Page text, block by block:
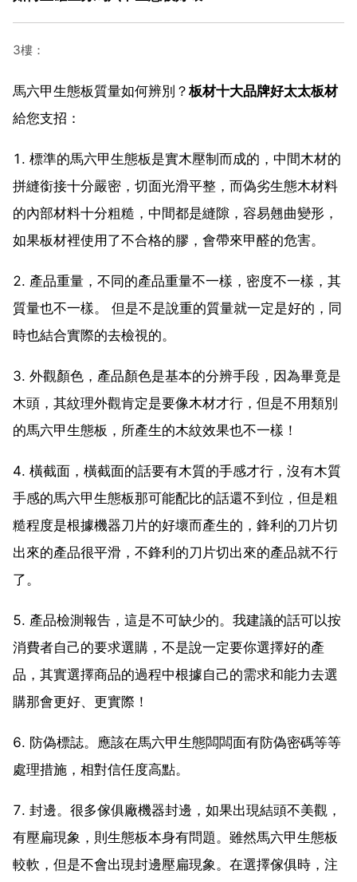
3樓：
馬六甲生態板質量如何辨別？ 板材十大品牌好太太板材
給您支招：
1. 標準的馬六甲生態板是實木壓制而成的，中間木材的
拼縫銜接十分嚴密，切面光滑平整，而偽劣生態木材料
的內部材料十分粗糙，中間都是縫隙，容易翹曲變形，
如果板材裡使用了不合格的膠，會帶來甲醛的危害。
2. 產品重量，不同的產品重量不一樣，密度不一樣，其
質量也不一樣。 但是不是說重的質量就一定是好的，同
時也結合實際的去檢視的。
3. 外觀顏色，產品顏色是基本的分辨手段，因為畢竟是
木頭，其紋理外觀肯定是要像木材才行，但是不用類別
的馬六甲生態板，所產生的木紋效果也不一樣！
4. 橫截面，橫截面的話要有木質的手感才行，沒有木質
手感的馬六甲生態板那可能配比的話還不到位，但是粗
糙程度是根據機器刀片的好壞而產生的，鋒利的刀片切
出來的產品很平滑，不鋒利的刀片切出來的產品就不行
了。
5. 產品檢測報告，這是不可缺少的。我建議的話可以按
消費者自己的要求選購，不是說一定要你選擇好的產
品，其實選擇商品的過程中根據自己的需求和能力去選
購那會更好、更實際！
6. 防偽標誌。應該在馬六甲生態闆闆面有防偽密碼等等
處理措施，相對信任度高點。
7. 封邊。很多傢俱廠機器封邊，如果出現結頭不美觀，
有壓扁現象，則生態板本身有問題。雖然馬六甲生態板
較軟，但是不會出現封邊壓扁現象。在選擇傢俱時，注